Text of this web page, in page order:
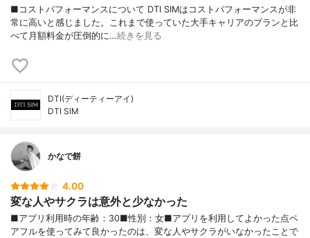
■コストパフォーマンスについて DTI SIMはコストパフォーマンスが非
常に高いと感じました。これまで使っていた大手キャリアのプランと比
べて月額料金が圧倒的に…続きを見る
DTI(ディーティーアイ)
DTI SIM
かなで餅
4.00
変な人やサクラは意外と少なかった
■アプリ利用時の年齢：30■性別：女■アプリを利用してよかった点ペ
アフルを使ってみて良かったのは、変な人やサクラがいなかったことで